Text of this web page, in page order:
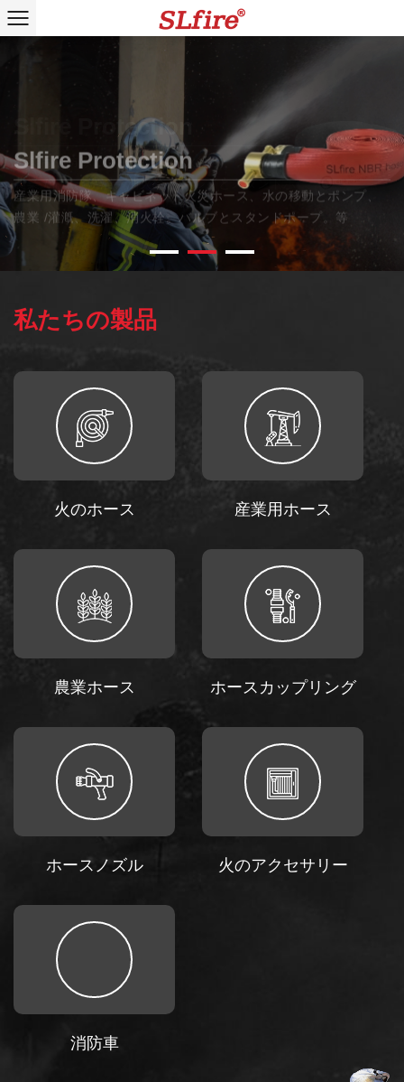
Slfire Protection
産業用消防隊、キャビネット火災ホース、水の移動とポンプ、
農業 /灌漑、洗濯、消火栓。バルブとスタンドポープ。等
Slfire Protection
産業用消防隊、キャビネット火災ホース、水の移動とポンプ、
農業 /灌漑、洗濯、消火栓。バルブとスタンドポープ。等
Slfire Protection
産業用消防隊、キャビネット火災ホース、水の移動とポンプ、
農業 /灌漑、洗濯、消火栓。バルブとスタンドポープ。等
私たちの製品
火のホース 産業用ホース
農業ホース ホースカップリング
ホースノズル 火のアクセサリー
消防車